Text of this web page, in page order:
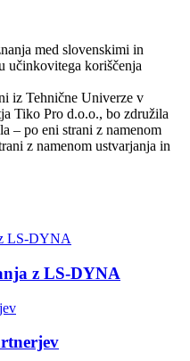
med slovenskimi in
učinkovitega koriščenja
iz Tehnične Univerze v
Tiko Pro d.o.o., bo združila
– po eni strani z namenom
z namenom ustvarjanja in
z LS-DYNA